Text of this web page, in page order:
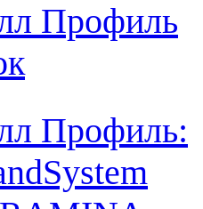
Профиль
Профиль: